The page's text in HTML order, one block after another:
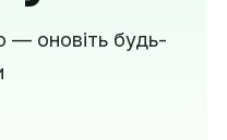
— оновіть будь-